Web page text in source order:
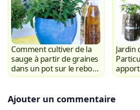
Comment cultiver de la
sauge à partir de graines
dans un pot sur le rebord
de la fenêtre
Jardin
Ajouter un commentaire